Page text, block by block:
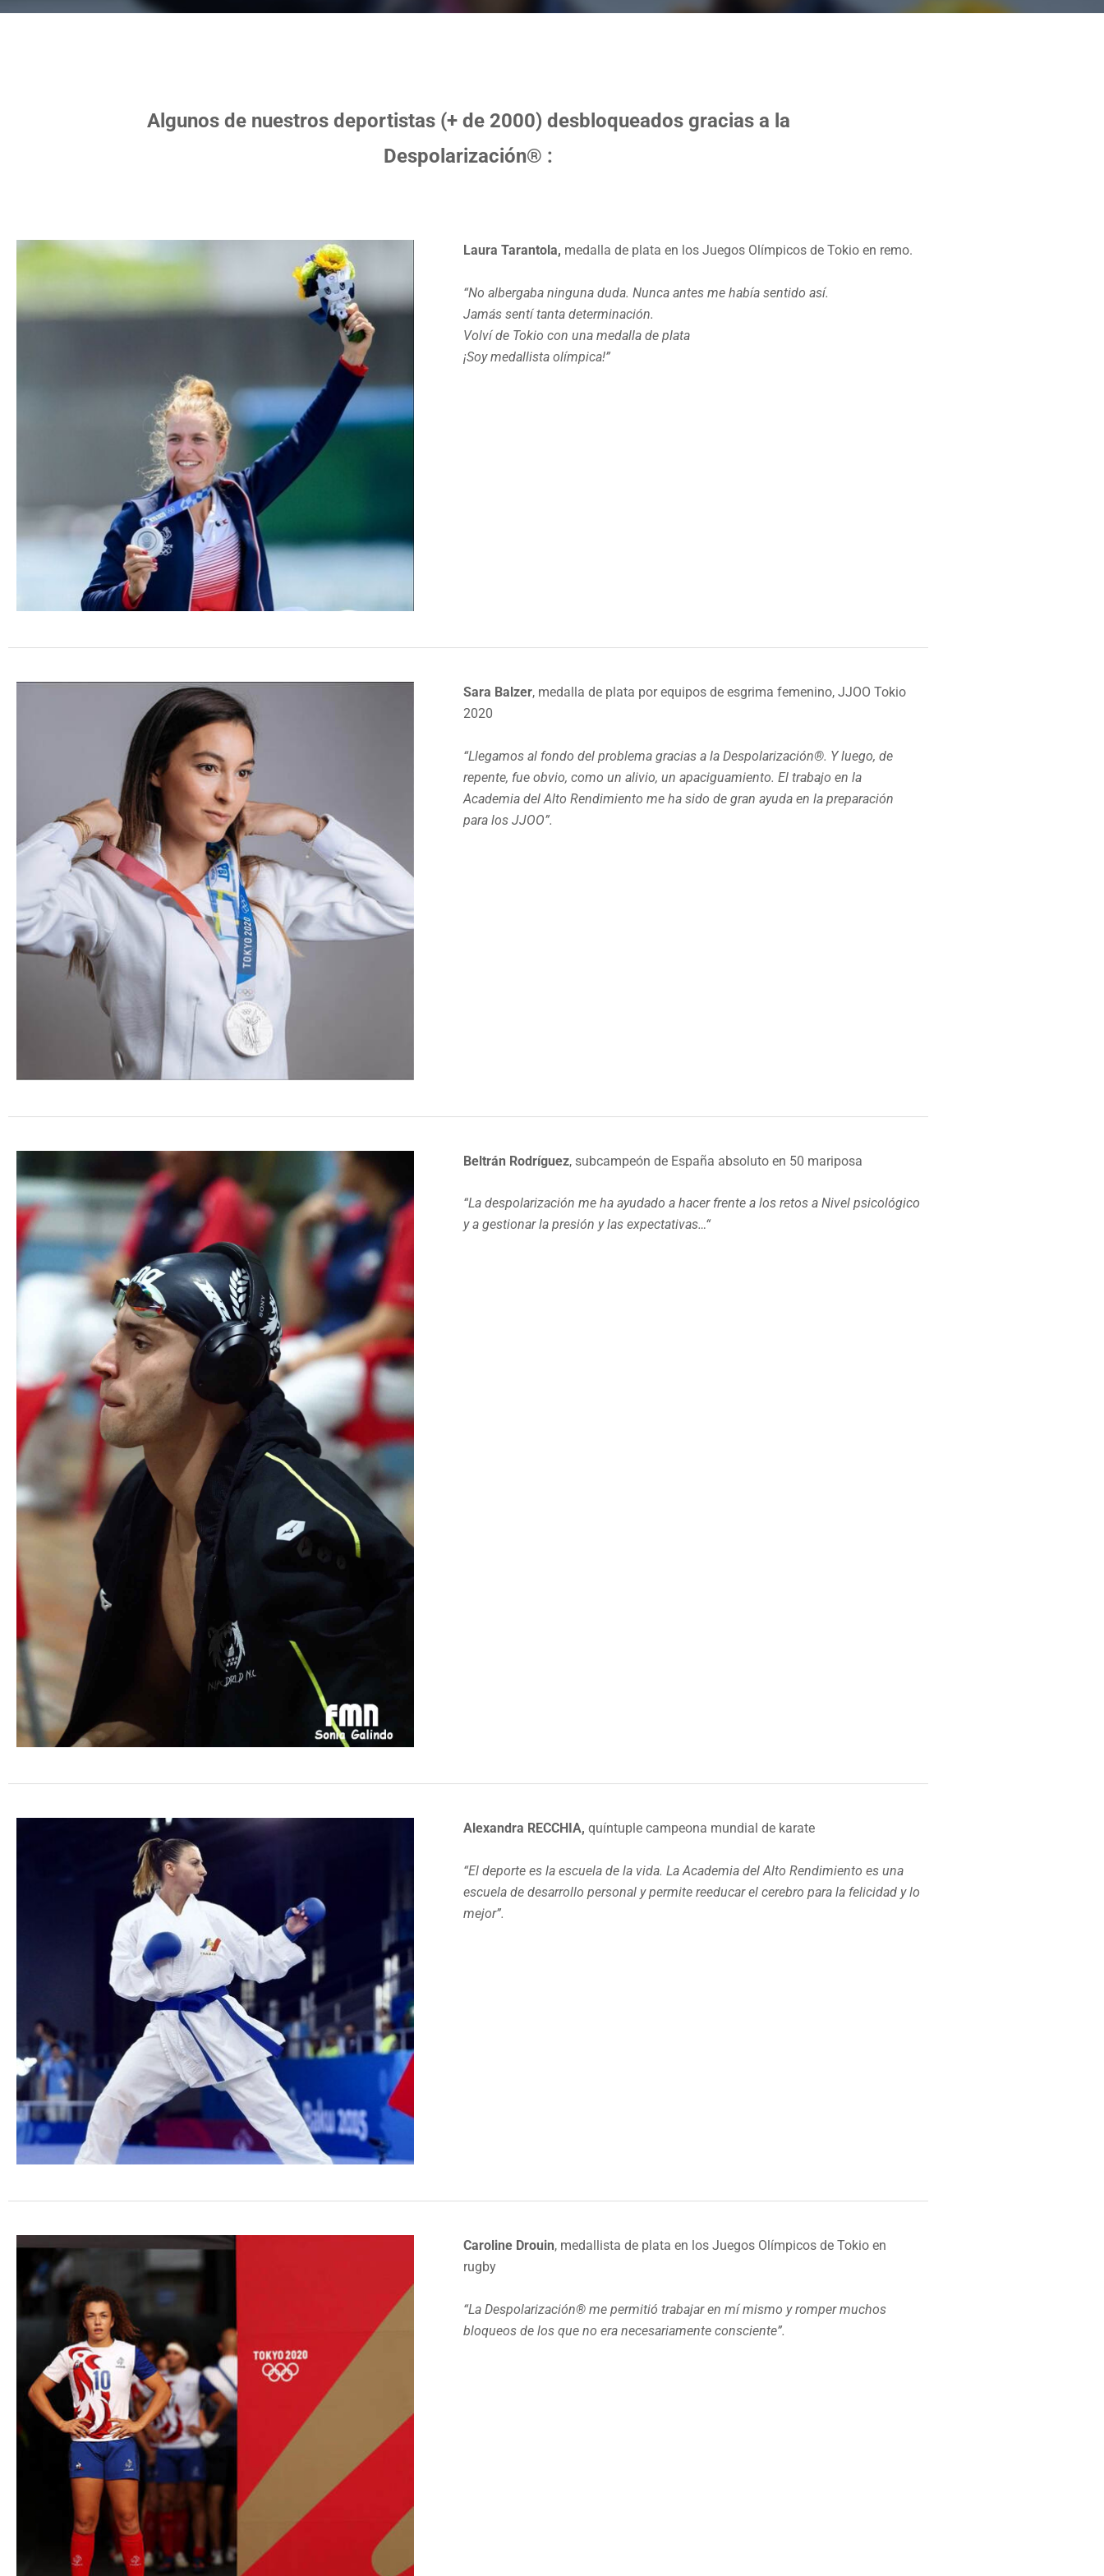
Algunos de nuestros deportistas (+ de 2000) desbloqueados gracias a la
Despolarización® :
​Laura Tarantola, medalla de plata en los Juegos Olímpicos de Tokio en remo.
“No albergaba ninguna duda. Nunca antes me había sentido así.
Jamás sentí tanta determinación.
Volví de Tokio con una medalla de plata
¡Soy medallista olímpica!”​
Sara Balzer, medalla de plata por equipos de esgrima femenino, JJOO Tokio
2020
“Llegamos al fondo del problema gracias a la Despolarización®. Y luego, de
repente, fue obvio, como un alivio, un apaciguamiento. El trabajo en la
Academia del Alto Rendimiento me ha sido de gran ayuda en la preparación
para los JJOO”.
Beltrán Rodríguez, subcampeón de España absoluto en 50 mariposa
“La despolarización me ha ayudado a hacer frente a los retos a Nivel psicológico
y a gestionar la presión y las expectativas…“
​Alexandra RECCHIA, quíntuple campeona mundial de karate
“El deporte es la escuela de la vida. La Academia del Alto Rendimiento es una
escuela de desarrollo personal y permite reeducar el cerebro para la felicidad y lo
mejor”.
Caroline Drouin, medallista de plata en los Juegos Olímpicos de Tokio en
rugby
“La Despolarización® me permitió trabajar en mí mismo y romper muchos
bloqueos de los que no era necesariamente consciente”.